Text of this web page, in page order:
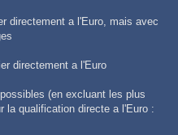
directement a l'Euro, mais avec
directement a l'Euro
(en excluant les plus
la qualification directe a l'Euro :